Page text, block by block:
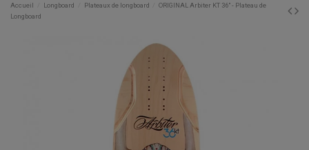
Accueil
Longboard Plateaux de longboard
ORIGINAL Arbiter KT 36" - Plateau de
Longboard